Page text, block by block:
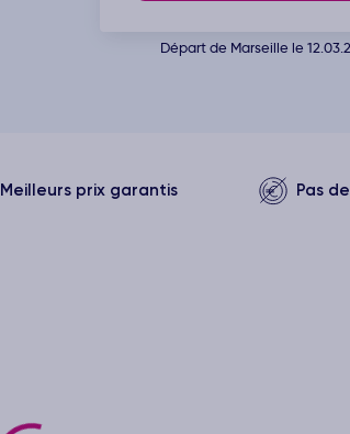
Départ de Marseille le
Meilleurs prix garantis Pas